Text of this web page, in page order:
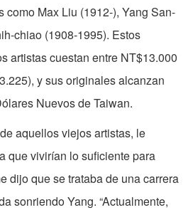
como Max Liu (1912-), Yang San-
chiao (1908-1995). Estos
artistas cuestan entre NT$13.000
y sus originales alcanzan
Nuevos de Taiwan.
aquellos viejos artistas, le
que vivirían lo suficiente para
dijo que se trataba de una carrera
sonriendo Yang. “Actualmente,